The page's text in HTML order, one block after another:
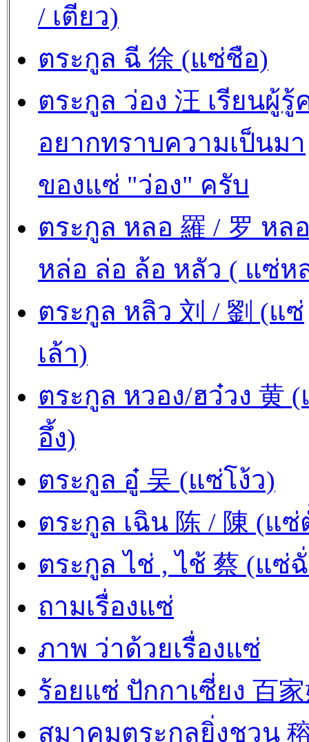
/ เตียว)
ตระกูล ฉี 徐 (แซ่ชือ)
ตระกูล ว่อง 汪 เรียนผู้รู้
อยากทราบความเป็นมา
ของแซ่ "ว่อง" ครับ
ตระกูล หลอ 羅 / 罗 หล
หล่อ ล่อ ล้อ หลัว ( แซ่ห
ตระกูล หลิว 刘 / 劉 (แซ่
เล้า)
ตระกูล หวอง/ฮว๋วง 黄
อึ้ง)
ตระกูล อู๋ 吴 (แซ่โง้ว)
ตระกูล เฉิน 陈 / 陳 (แซ่
ตระกูล ไช่ , ไช้ 蔡 (แซ่
ถามเรื่องแซ่
ภาพ ว่าด้วยเรื่องแซ่
ร้อยแซ่ ปักกาเซี่ยง 百
สมาคมตระกูลยิ่งชวน